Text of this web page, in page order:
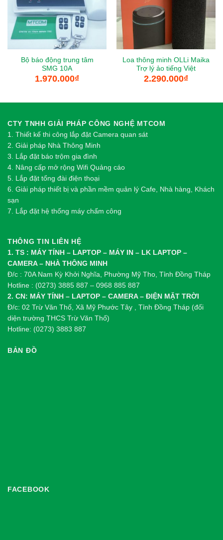
Bộ báo động trung tâm
SMG 10A
1.970.000₫
Loa thông minh OLLi Maika
Trợ lý ảo tiếng Việt
2.290.000₫
CTY TNHH GIẢI PHÁP CÔNG NGHỆ MTCOM
1. Thiết kế thi công lắp đặt Camera quan sát
2. Giải pháp Nhà Thông Minh
3. Lắp đặt báo trộm gia đình
4. Nâng cấp mở rộng Wifi Quảng cáo
5. Lắp đặt tổng đài điện thoại
6. Giải pháp thiết bị và phần mềm quản lý Cafe, Nhà hàng, Khách
sạn
7. Lắp đặt hệ thống máy chấm công
THÔNG TIN LIÊN HỆ
1. TS : MÁY TÍNH – LAPTOP – MÁY IN – LK LAPTOP –
CAMERA – NHÀ THÔNG MINH
Đ/c : 70A Nam Kỳ Khởi Nghĩa, Phường Mỹ Tho, Tỉnh Đồng Tháp
Hotline : (0273) 3885 887 – 0968 885 887
2. CN: MÁY TÍNH – LAPTOP – CAMERA – ĐIỆN MẶT TRỜI
Đ/c: 02 Trừ Văn Thố, Xã Mỹ Phước Tây , Tỉnh Đồng Tháp (đối
diện trường THCS Trừ Văn Thố)
Hotline: (0273) 3883 887
BẢN ĐỒ
FACEBOOK